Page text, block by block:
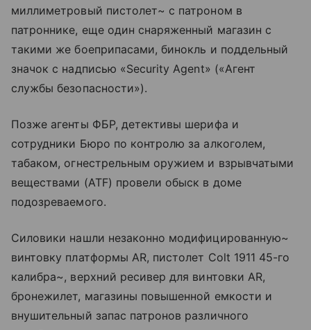
миллиметровый пистолет~ с патроном в
патроннике, еще один снаряженный магазин с
такими же боеприпасами, бинокль и поддельный
значок с надписью «Security Agent» («Агент
службы безопасности»).
Позже агенты ФБР, детективы шерифа и
сотрудники Бюро по контролю за алкоголем,
табаком, огнестрельным оружием и взрывчатыми
веществами (ATF) провели обыск в доме
подозреваемого.
Силовики нашли незаконно модифицированную~
винтовку платформы AR, пистолет Colt 1911 45-го
калибра~, верхний ресивер для винтовки AR,
бронежилет, магазины повышенной емкости и
внушительный запас патронов различного